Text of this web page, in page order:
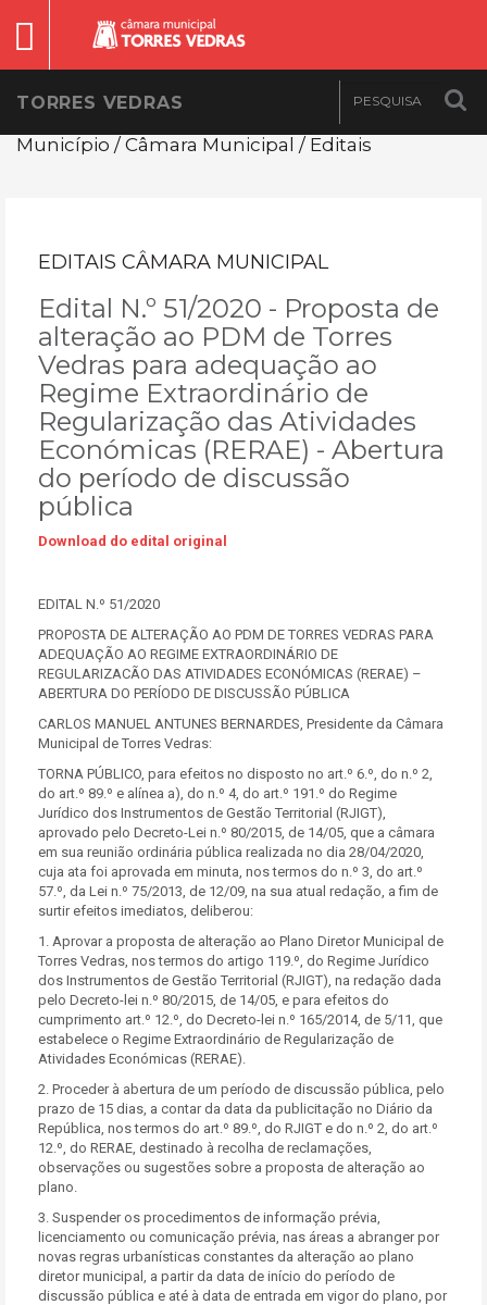
TORRES VEDRAS
Município / Câmara Municipal / Editais
EDITAIS CÂMARA MUNICIPAL
Edital N.º 51/2020 - Proposta de
alteração ao PDM de Torres
Vedras para adequação ao
Regime Extraordinário de
Regularização das Atividades
Económicas (RERAE) - Abertura
do período de discussão
pública
Download do edital original
EDITAL N.º 51/2020
PROPOSTA DE ALTERAÇÃO AO PDM DE TORRES VEDRAS PARA
ADEQUAÇÃO AO REGIME EXTRAORDINÁRIO DE
REGULARIZACÃO DAS ATIVIDADES ECONÓMICAS (RERAE) –
ABERTURA DO PERÍODO DE DISCUSSÃO PÚBLICA
CARLOS MANUEL ANTUNES BERNARDES, Presidente da Câmara
Municipal de Torres Vedras:
TORNA PÚBLICO, para efeitos no disposto no art.º 6.º, do n.º 2,
do art.º 89.º e alínea a), do n.º 4, do art.º 191.º do Regime
Jurídico dos Instrumentos de Gestão Territorial (RJIGT),
aprovado pelo Decreto-Lei n.º 80/2015, de 14/05, que a câmara
em sua reunião ordinária pública realizada no dia 28/04/2020,
cuja ata foi aprovada em minuta, nos termos do n.º 3, do art.º
57.º, da Lei n.º 75/2013, de 12/09, na sua atual redação, a fim de
surtir efeitos imediatos, deliberou:
1. Aprovar a proposta de alteração ao Plano Diretor Municipal de
Torres Vedras, nos termos do artigo 119.º, do Regime Jurídico
dos Instrumentos de Gestão Territorial (RJIGT), na redação dada
pelo Decreto-lei n.º 80/2015, de 14/05, e para efeitos do
cumprimento art.º 12.º, do Decreto-lei n.º 165/2014, de 5/11, que
estabelece o Regime Extraordinário de Regularização de
Atividades Económicas (RERAE).
2. Proceder à abertura de um período de discussão pública, pelo
prazo de 15 dias, a contar da data da publicitação no Diário da
República, nos termos do art.º 89.º, do RJIGT e do n.º 2, do art.º
12.º, do RERAE, destinado à recolha de reclamações,
observações ou sugestões sobre a proposta de alteração ao
plano.
3. Suspender os procedimentos de informação prévia,
licenciamento ou comunicação prévia, nas áreas a abranger por
novas regras urbanísticas constantes da alteração ao plano
diretor municipal, a partir da data de início do período de
discussão pública e até à data de entrada em vigor do plano, por